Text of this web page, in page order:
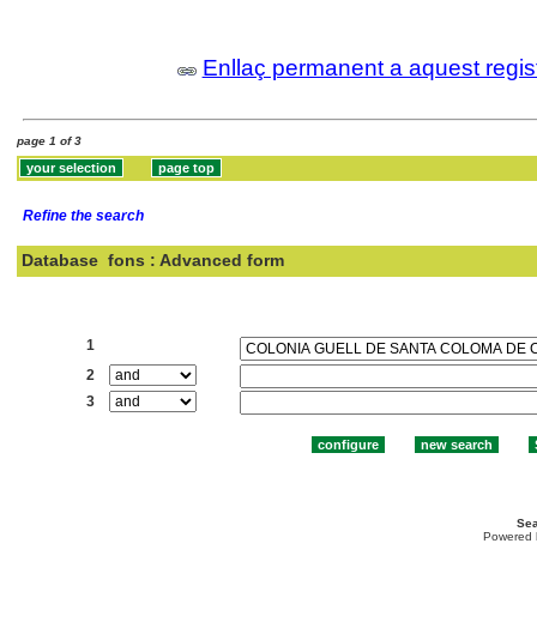
Enllaç permanent a aquest
page 1 of 3
Refine the search
Database fons : Advanced form
1
2
3